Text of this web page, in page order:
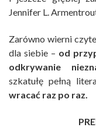
Jennifer L.
Zarówno wierni
dla siebie – od
odkrywanie
szkatułę pełną
wracać raz po raz.